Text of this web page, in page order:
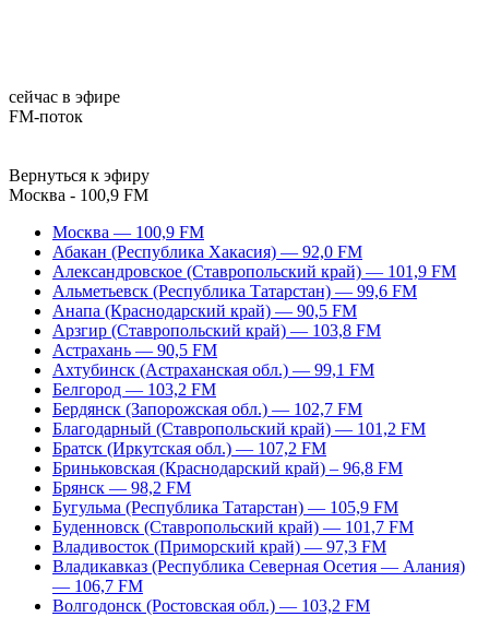
сейчас в эфире
FM-поток
Вернуться к эфиру
Москва - 100,9 FM
Москва — 100,9 FM
Абакан (Республика Хакасия) — 92,0 FM
Александровское (Ставропольский край) — 101,9 FM
Альметьевск (Республика Татарстан) — 99,6 FM
Анапа (Краснодарский край) — 90,5 FM
Арзгир (Ставропольский край) — 103,8 FM
Астрахань — 90,5 FM
Ахтубинск (Астраханская обл.) — 99,1 FM
Белгород — 103,2 FM
Бердянск (Запорожская обл.) — 102,7 FM
Благодарный (Ставропольский край) — 101,2 FM
Братск (Иркутская обл.) — 107,2 FM
Бриньковская (Краснодарский край) – 96,8 FM
Брянск — 98,2 FM
Бугульма (Республика Татарстан) — 105,9 FM
Буденновск (Ставропольский край) — 101,7 FM
Владивосток (Приморский край) — 97,3 FM
Владикавказ (Республика Северная Осетия — Алания)
— 106,7 FM
Волгодонск (Ростовская обл.) — 103,2 FM